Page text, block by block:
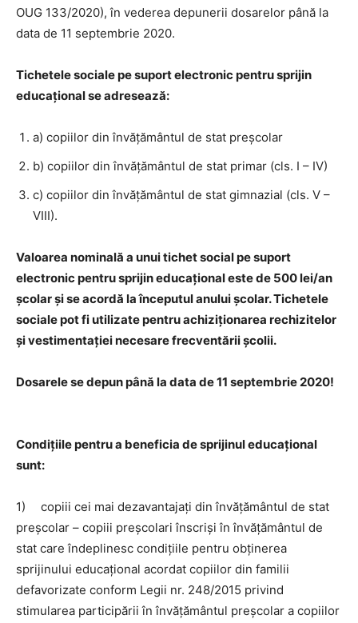
OUG 133/2020), în vederea depunerii dosarelor până la
data de 11 septembrie 2020.
Tichetele sociale pe suport electronic pentru sprijin
educațional se adresează:
a) copiilor din învățământul de stat preșcolar
b) copiilor din învățământul de stat primar (cls. I – IV)
c) copiilor din învățământul de stat gimnazial (cls. V –
VIII).
Valoarea nominală a unui tichet social pe suport
electronic pentru sprijin educațional este de 500 lei/an
școlar și se acordă la începutul anului școlar. Tichetele
sociale pot fi utilizate pentru achiziționarea rechizitelor
și vestimentației necesare frecventării școlii.
Dosarele se depun până la data de 11 septembrie 2020!
Condițiile pentru a beneficia de sprijinul educațional
sunt:
1) copiii cei mai dezavantajaţi din învăţământul de stat
preşcolar – copiii preşcolari înscrişi în învăţământul de
stat care îndeplinesc condiţiile pentru obţinerea
sprijinului educaţional acordat copiilor din familii
defavorizate conform Legii nr. 248/2015 privind
stimularea participării în învăţământul preşcolar a copiilor